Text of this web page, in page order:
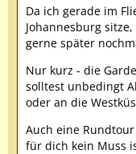
Da ich gerade im
Johannesburg
gerne später
Nur kurz - die
solltest unbedingt
oder an die
Auch eine
für dich kein Muss